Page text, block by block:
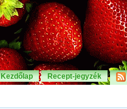
Kezdőlap Recept-jegyzék